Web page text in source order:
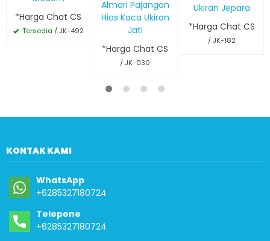
*Harga Chat CS
Tersedia / JK-492
Almari Pajangan
Hias Kaca Ukiran
Jati
*Harga Chat CS
/ JK-030
Ukiran Jepara
*Harga Chat CS
/ JK-182
KONTAK KAMI
WhatsApp
+6285327180724
Telepone
+6285327180724